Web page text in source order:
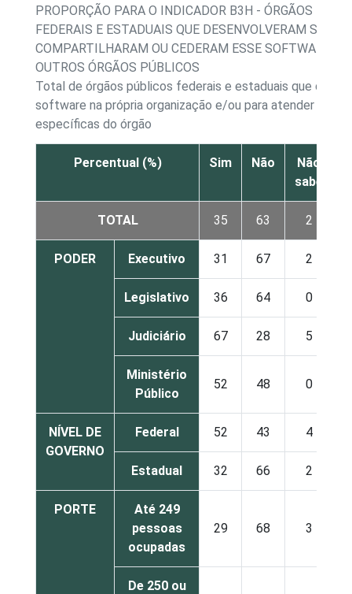
PROPORÇÃO PARA O INDICADOR B3H - ÓRGÃOS
FEDERAIS E ESTADUAIS QUE DESENVOLVERAM
COMPARTILHARAM OU CEDERAM ESSE SOFTWARE
OUTROS ÓRGÃOS PÚBLICOS
Total de órgãos públicos federais e estaduais que
software na própria organização e/ou para atender
específicas do órgão
Percentual (%) Sim Não
Não
sabe
TOTAL 35 63 2
PODER Executivo 31 67 2
Legislativo 36 64 0
Judiciário 67 28 5
Ministério
Público
52 48 0
NÍVEL DE
GOVERNO
Federal 52 43 4
Estadual 32 66 2
PORTE
Até 249
pessoas
ocupadas
29 68 3
De 250 ou